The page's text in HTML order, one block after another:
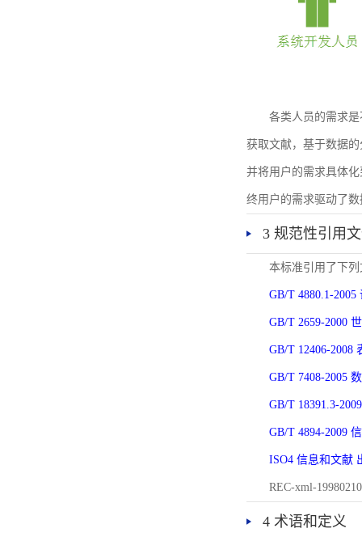
各类人员的需求
获取文献，基于数据
并将用户的需求具体
终用户的需求驱动了
3 规范性引用
本标准引用了下
GB/T 4880.1-
GB/T 2659-2000
GB/T 12406-2008
GB/T 7408-2005
GB/T 18391.3-
GB/T 4894-2009
ISO4 信息和文献
REC-xml-
4 术语和定义